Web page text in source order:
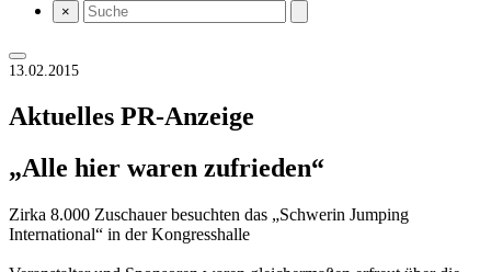
×
13.02.2015
Aktuelles PR-Anzeige
„Alle hier waren zufrieden“
Zirka 8.000 Zuschauer besuchten das „Schwerin Jumping
International“ in der Kongresshalle